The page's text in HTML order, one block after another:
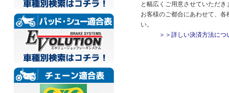
と幅広くご用意させていただき
お客様のご都合にあわせて、
い。
＞＞詳しい決済方法に